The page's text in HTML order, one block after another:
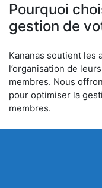
Pourquoi
gestion de
Kananas soutient les
l’organisation de
membres. Nous
pour optimiser la
membres.